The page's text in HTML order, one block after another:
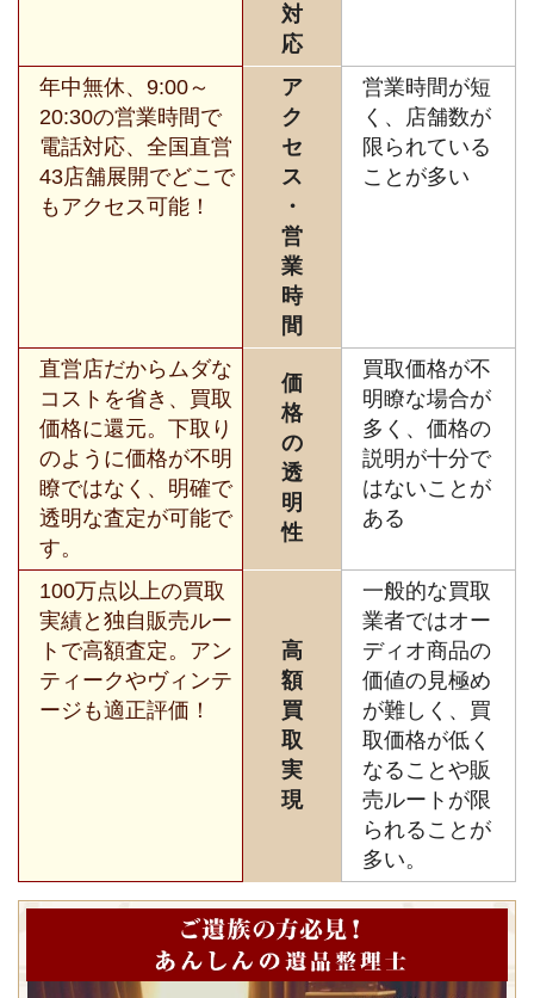
対
応
年中無休、9:00～
20:30の営業時間で
電話対応、全国直営
43店舗展開でどこで
もアクセス可能！
ア
ク
セ
ス
・
営
業
時
間
営業時間が短
く、店舗数が
限られている
ことが多い
直営店だからムダな
コストを省き、買取
価格に還元。下取り
のように価格が不明
瞭ではなく、明確で
透明な査定が可能で
す。
価
格
の
透
明
性
買取価格が不
明瞭な場合が
多く、価格の
説明が十分で
はないことが
ある
100万点以上の買取
実績と独自販売ルー
トで高額査定。アン
ティークやヴィンテ
ージも適正評価！
高
額
買
取
実
現
一般的な買取
業者ではオー
ディオ商品の
価値の見極め
が難しく、買
取価格が低く
なることや販
売ルートが限
られることが
多い。